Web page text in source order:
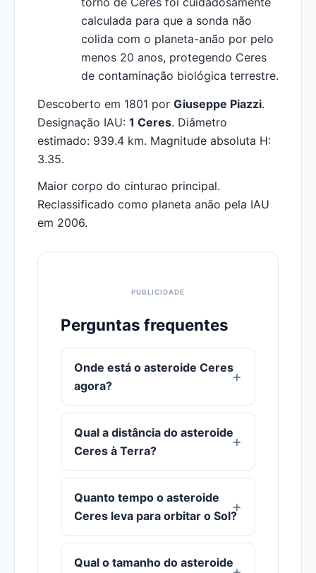
calculada para que a sonda não
colida com o planeta-anão por pelo
menos 20 anos, protegendo Ceres
de contaminação biológica terrestre.
Descoberto em 1801 por Giuseppe Piazzi.
Designação IAU: 1 Ceres. Diâmetro
estimado: 939.4 km. Magnitude absoluta H:
3.35.
Maior corpo do cinturao principal.
Reclassificado como planeta anão pela IAU
em 2006.
Perguntas frequentes
Onde está o asteroide Ceres
agora?
Qual a distância do asteroide
Ceres à Terra?
Quanto tempo o asteroide
Ceres leva para orbitar o Sol?
Qual o tamanho do asteroide